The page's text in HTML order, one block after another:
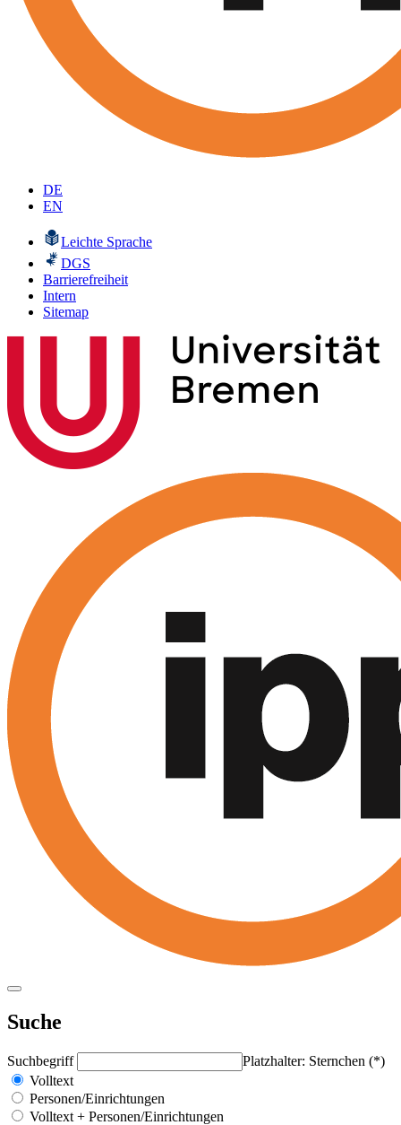
DE
EN
Leichte Sprache
DGS
Barrierefreiheit
Intern
Sitemap
Suche
Suchbegriff
Platzhalter: Sternchen (*)
Volltext
Personen/Einrichtungen
Volltext + Personen/Einrichtungen